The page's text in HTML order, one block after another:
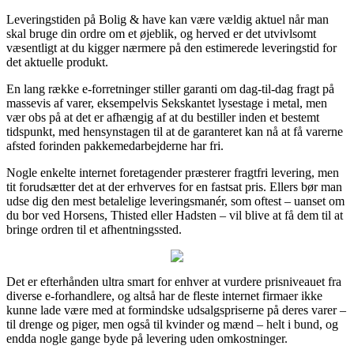
Leveringstiden på Bolig & have kan være vældig aktuel når man
skal bruge din ordre om et øjeblik, og herved er det utvivlsomt
væsentligt at du kigger nærmere på den estimerede leveringstid for
det aktuelle produkt.
En lang række e-forretninger stiller garanti om dag-til-dag fragt på
massevis af varer, eksempelvis Sekskantet lysestage i metal, men
vær obs på at det er afhængig af at du bestiller inden et bestemt
tidspunkt, med hensynstagen til at de garanteret kan nå at få varerne
afsted forinden pakkemedarbejderne har fri.
Nogle enkelte internet foretagender præsterer fragtfri levering, men
tit forudsætter det at der erhverves for en fastsat pris. Ellers bør man
udse dig den mest betalelige leveringsmanér, som oftest – uanset om
du bor ved Horsens, Thisted eller Hadsten – vil blive at få dem til at
bringe ordren til et afhentningssted.
Det er efterhånden ultra smart for enhver at vurdere prisniveauet fra
diverse e-forhandlere, og altså har de fleste internet firmaer ikke
kunne lade være med at formindske udsalgspriserne på deres varer –
til drenge og piger, men også til kvinder og mænd – helt i bund, og
endda nogle gange byde på levering uden omkostninger.